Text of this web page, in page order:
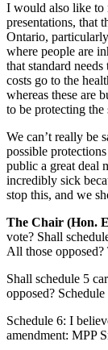
I would also like to
presentations, that
Ontario,
where people are
that standard
costs go to the
whereas these are
to be protecting
We can’t really be
possible
public a great deal
incredibly sick
stop this, and we
The Chair (Hon.
vote? Shall
All those
Shall schedule 5
opposed? Schedule
Schedule 6: I
amendment: MPP